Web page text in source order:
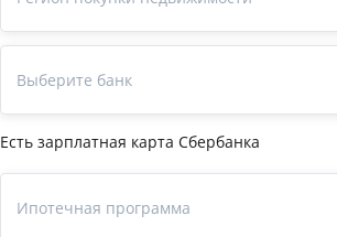
Выберите банк
Есть зарплатная карта Сбербанка
Ипотечная
Ипотечная программа